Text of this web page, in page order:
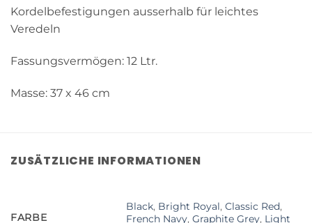
Kordelbefestigungen ausserhalb für leichtes
Veredeln
Fassungsvermögen: 12 Ltr.
Masse: 37 x 46 cm
ZUSÄTZLICHE INFORMATIONEN
FARBE
Black, Bright Royal,Classic Red,
French Navy,Graphite Grey, Light